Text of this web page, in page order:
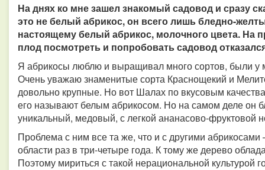
На днях ко мне зашел знакомый садовод и сразу
это не белый абрикос, он всего лишь бледно-
настоящему белый абрикос, молочного цвета. На
плод посмотреть и попробовать садовод
Я абрикосы люблю и выращивал много сортов, были у
Очень уважаю знаменитые сорта Краснощекий и
довольно крупные. Но вот Шалах по вкусовым
его называют белым абрикосом. Но на самом деле он
уникальный, медовый, с легкой ананасово-фруктовой
Проблема с ним все та же, что и с другими
области раз в три-четыре года. К тому же дерево
Поэтому мириться с такой нерациональной культурой